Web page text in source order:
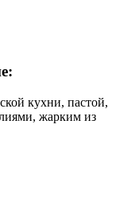
кухни, пастой,
жарким из